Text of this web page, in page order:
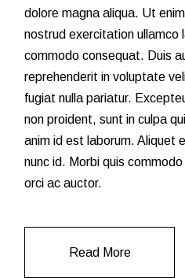
dolore magna aliqua. Ut
nostrud exercitation ullamco
commodo consequat. Duis
reprehenderit in voluptate
fugiat nulla pariatur.
non proident, sunt in culpa
anim id est laborum. Aliquet
nunc id. Morbi quis
orci ac auctor.
Read More